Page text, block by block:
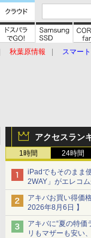
秋葉原情報
スマー
アクセスラン
1時間 24時間
iPadでもそのまま
2WAY」がエレコ
アキバお買い得価
2026年8月6日 】
アキバに“夏の特価
リもマザーも安い